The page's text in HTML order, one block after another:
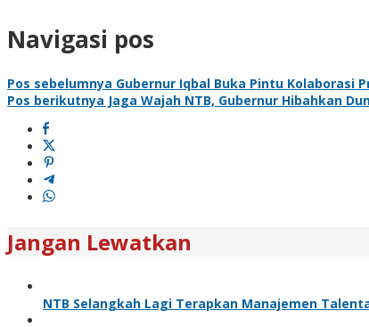
Navigasi pos
Pos sebelumnya Gubernur Iqbal Buka Pintu Kolaborasi
Pos berikutnya Jaga Wajah NTB, Gubernur Hibahkan
Jangan Lewatkan
NTB Selangkah Lagi Terapkan Manajemen